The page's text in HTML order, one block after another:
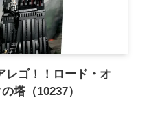
レゴ！！ロード・オ
塔（10237）